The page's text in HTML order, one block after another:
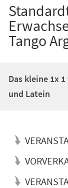
Tango
Das kleine 1x
und Latein